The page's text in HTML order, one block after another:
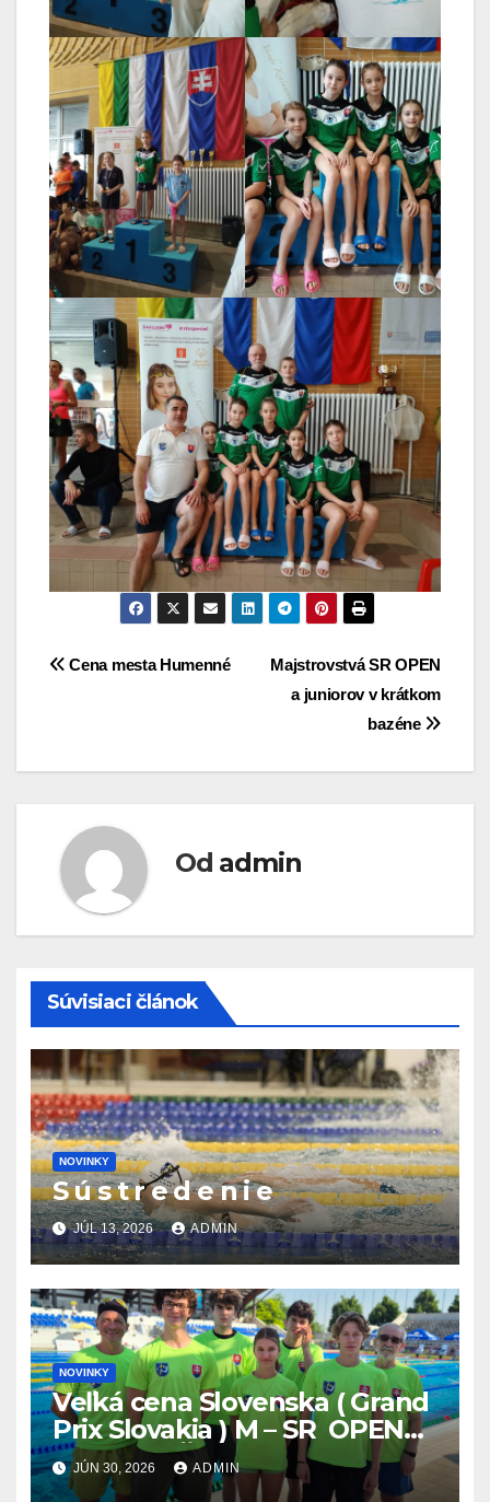
Navigácia
článku
Majstrovstvá SR OPEN
a juniorov v krátkom
bazéne
Cena mesta Humenné
Od admin
Súvisiaci článok
NOVINKY
S ú s t r e d e n i e
JÚL 13, 2026 ADMIN
NOVINKY
Veľká cena Slovenska ( Grand
Prix Slovakia ) M – SR OPEN
v plávaní. Šamorín 26.6. –
28.6.2026
JÚN 30, 2026 ADMIN